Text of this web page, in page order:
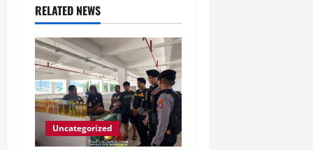
a
t
i
o
n
RELATED NEWS
Uncategorized